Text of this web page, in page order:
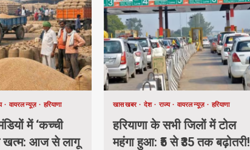
वायरल न्यूज़ हरियाणा
में ‘कच्ची
खत्म: आज से लागू
खास खबर देश राज्य वायरल न्यूज़ हरियाणा
हरियाणा के सभी जिलों में टोल
महंगा हुआ: ₹5 से ₹35 तक बढ़ोतरी!